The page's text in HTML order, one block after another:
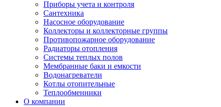
Приборы учета и контроля
Сантехника
Насосное оборудование
Коллекторы и коллекторные группы
Противопожарное оборудование
Радиаторы отопления
Системы теплых полов
Мембранные баки и емкости
Водонагреватели
Котлы отопительные
Теплообменники
О компании